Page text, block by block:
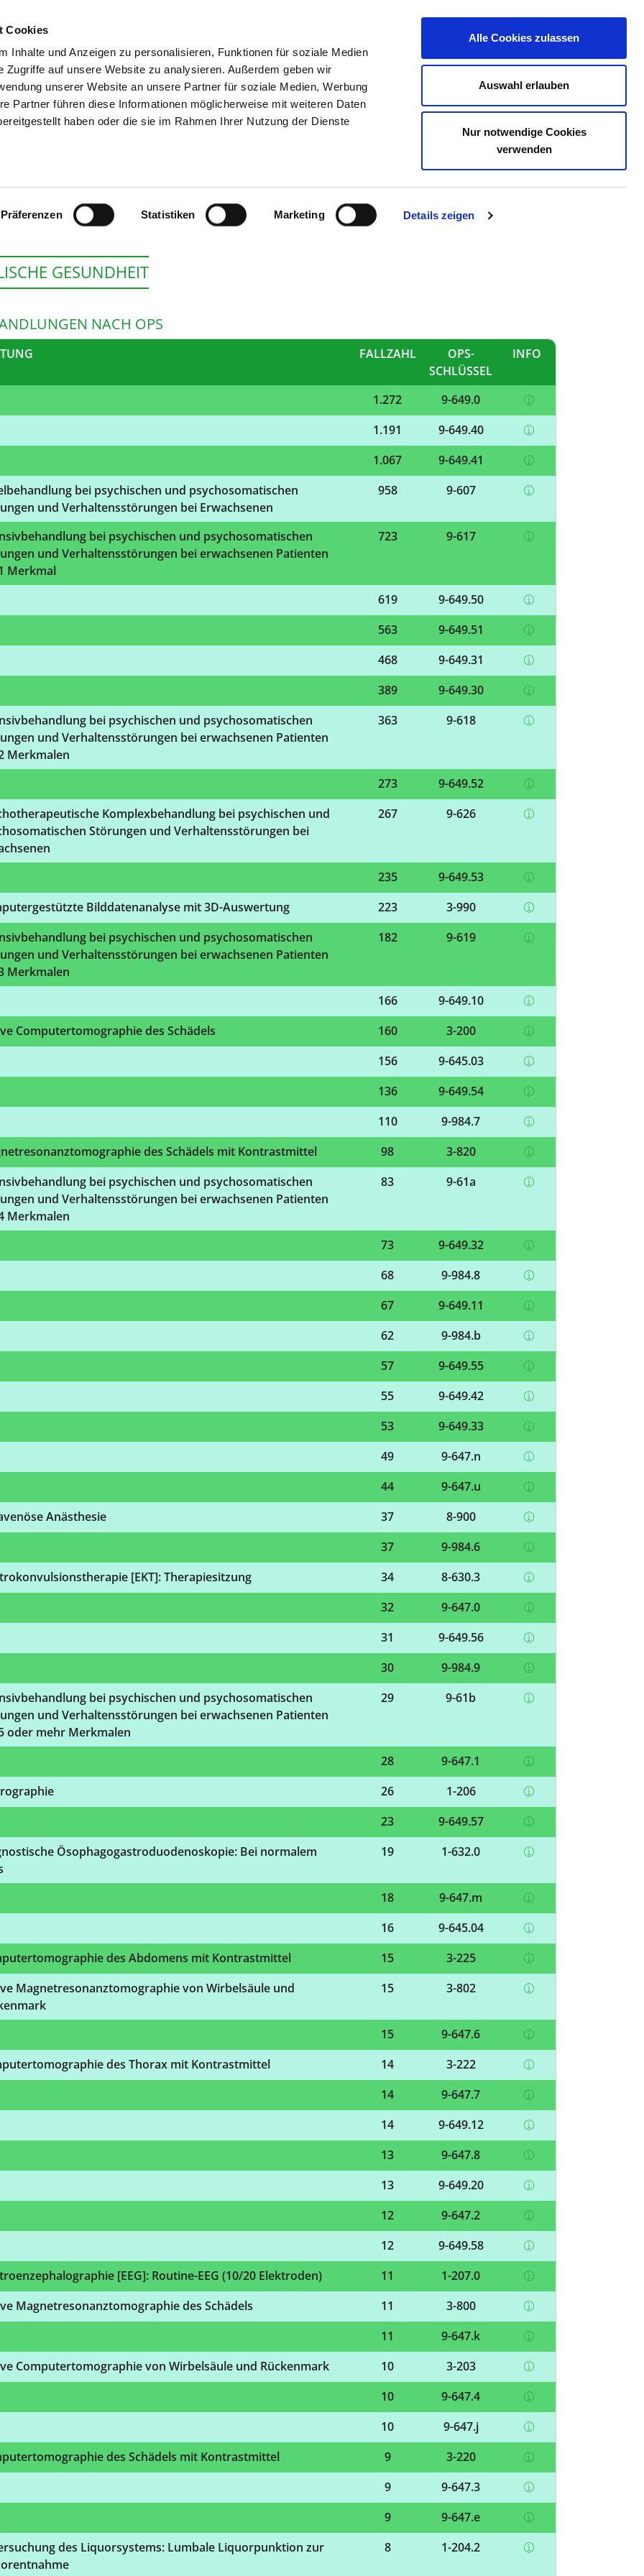
Cookies
Inhalte und Anzeigen zu personalisieren, Funktionen für soziale Medien
Zugriffe auf unsere Website zu analysieren. Außerdem geben wir
unserer Website an unsere Partner für soziale Medien, Werbung
Partner führen diese Informationen möglicherweise mit weiteren Daten
haben oder die sie im Rahmen Ihrer Nutzung der Dienste
Präferenzen Statistiken Marketing Details zeigen
Alle Cookies zulassen
Auswahl erlauben
Nur notwendige Cookies
verwenden
SUCHEN TIPPS & HILFE STELLENBÖRSE KONTAKT
GESUNDHEIT
NACH OPS
FALLZAHL
OPS-
SCHLÜSSEL
INFO
1.272
9-649.0
1.191
9-649.40
1.067
9-649.41
bei psychischen und psychosomatischen
und Verhaltensstörungen bei Erwachsenen
958 9-607
bei psychischen und psychosomatischen
und Verhaltensstörungen bei erwachsenen Patienten
Merkmal
723 9-617
619
9-649.50
563
9-649.51
468
9-649.31
389
9-649.30
bei psychischen und psychosomatischen
und Verhaltensstörungen bei erwachsenen Patienten
Merkmalen
363 9-618
273
9-649.52
Komplexbehandlung bei psychischen und
Störungen und Verhaltensstörungen bei
267 9-626
235
9-649.53
Bilddatenanalyse mit 3D-Auswertung
223
3-990
bei psychischen und psychosomatischen
und Verhaltensstörungen bei erwachsenen Patienten
Merkmalen
182 9-619
166
9-649.10
Computertomographie des Schädels
160
3-200
156
9-645.03
136
9-649.54
110
9-984.7
des Schädels mit Kontrastmittel
98
3-820
bei psychischen und psychosomatischen
und Verhaltensstörungen bei erwachsenen Patienten
Merkmalen
83 9-61a
73
9-649.32
68
9-984.8
67
9-649.11
62
9-984.b
57
9-649.55
55
9-649.42
53
9-649.33
49
9-647.n
44
9-647.u
Anästhesie
37
8-900
37
9-984.6
[EKT]: Therapiesitzung
34
8-630.3
32
9-647.0
31
9-649.56
30
9-984.9
bei psychischen und psychosomatischen
und Verhaltensstörungen bei erwachsenen Patienten
oder mehr Merkmalen
29 9-61b
28
9-647.1
26
1-206
23
9-649.57
Ösophagogastroduodenoskopie: Bei normalem
19 1-632.0
18
9-647.m
16
9-645.04
des Abdomens mit Kontrastmittel
15
3-225
Magnetresonanztomographie von Wirbelsäule und
15 3-802
15
9-647.6
des Thorax mit Kontrastmittel
14
3-222
14
9-647.7
14
9-649.12
13
9-647.8
13
9-649.20
12
9-647.2
12
9-649.58
[EEG]: Routine-EEG (10/20 Elektroden)
11
1-207.0
Magnetresonanztomographie des Schädels
11
3-800
11
9-647.k
Computertomographie von Wirbelsäule und Rückenmark
10
3-203
10
9-647.4
10
9-647.j
des Schädels mit Kontrastmittel
9
3-220
9
9-647.3
9
9-647.e
des Liquorsystems: Lumbale Liquorpunktion zur
8 1-204.2